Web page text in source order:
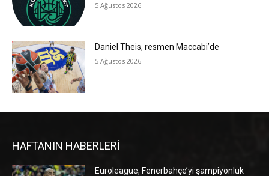
5 Ağustos 2026
Daniel Theis, resmen Maccabi’de
5 Ağustos 2026
HAFTANIN HABERLERİ
Euroleague, Fenerbahçe’yi şampiyonluk